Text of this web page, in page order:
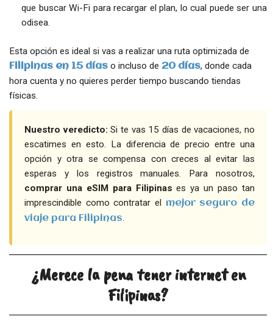
que buscar Wi-Fi para recargar el plan, lo cual puede ser una
odisea.
Esta opción es ideal si vas a realizar una ruta optimizada de
Filipinas en 15 días o incluso de 20 días, donde cada
hora cuenta y no quieres perder tiempo buscando tiendas
físicas.
Nuestro veredicto: Si te vas 15 días de vacaciones, no
escatimes en esto. La diferencia de precio entre una
opción y otra se compensa con creces al evitar las
esperas y los registros manuales. Para nosotros,
comprar una eSIM para Filipinas es ya un paso tan
imprescindible como contratar el
mejor seguro de
viaje para Filipinas.
¿Merece la pena tener internet en
Filipinas?